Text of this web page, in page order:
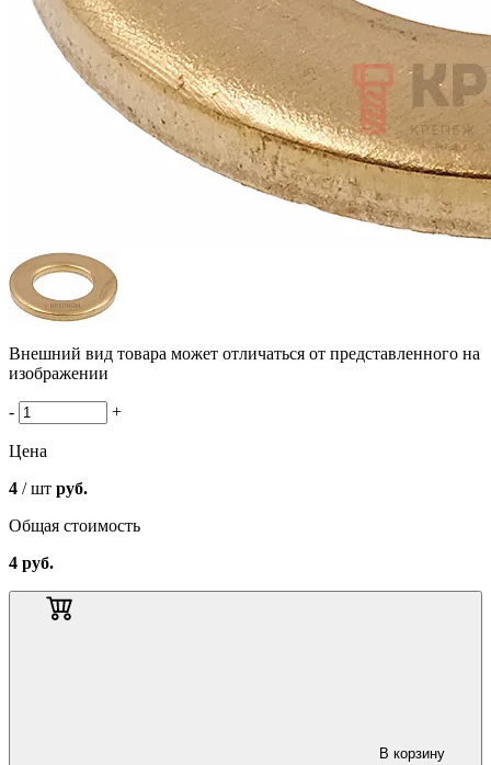
Внешний вид товара может отличаться от представленного на
изображении
- +
Цена
4 / шт руб.
Общая стоимость
4 руб.
В корзину